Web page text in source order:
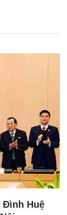
Đình Huệ